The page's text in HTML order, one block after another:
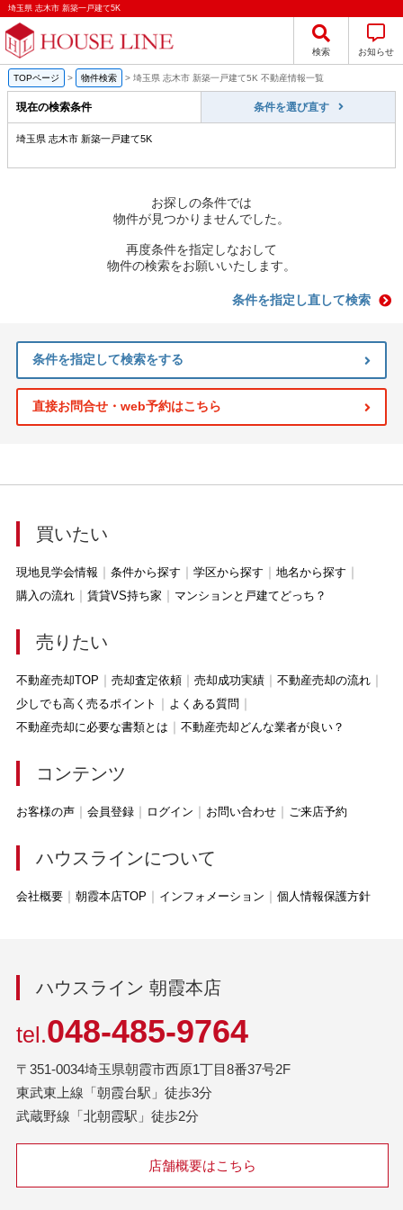
埼玉県 志木市 新築一戸建て5K
検索 お知らせ
TOPページ > 物件検索 > 埼玉県 志木市 新築一戸建て5K 不動産情報一覧
現在の検索条件 条件を選び直す
埼玉県 志木市 新築一戸建て5K
お探しの条件では
物件が見つかりませんでした。
再度条件を指定しなおして
物件の検索をお願いいたします。
条件を指定し直して検索
条件を指定して検索をする
直接お問合せ・web予約はこちら
買いたい
現地見学会情報 条件から探す 学区から探す
地名から探す
購入の流れ
賃貸VS持ち家 マンションと戸建てどっち？
売りたい
不動産売却TOP 売却査定依頼 売却成功実績
不動産売却の流れ
少しでも高く売るポイント
よくある質問
不動産売却に必要な書類とは
不動産売却どんな業者が良い？
コンテンツ
お客様の声 会員登録 ログイン お問い合わせ ご来店予約
ハウスラインについて
会社概要 朝霞本店TOP インフォメーション 個人情報保護方針
ハウスライン 朝霞本店
tel.048-485-9764
〒351-0034埼玉県朝霞市西原1丁目8番37号2F
東武東上線「朝霞台駅」徒歩3分
武蔵野線「北朝霞駅」徒歩2分
店舗概要はこちら